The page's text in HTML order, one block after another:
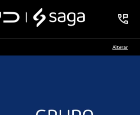
Alterar